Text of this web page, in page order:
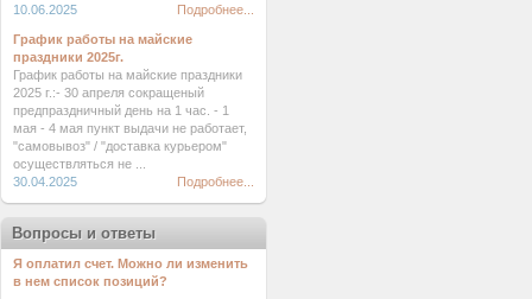
10.06.2025
Подробнее...
График работы на майские
праздники 2025г.
График работы на майские праздники
2025 г.:- 30 апреля сокращеный
предпраздничный день на 1 час. - 1
мая - 4 мая пункт выдачи не работает,
"самовывоз" / "доставка курьером"
осуществляться не ...
30.04.2025
Подробнее...
Вопросы и ответы
Я оплатил счет. Можно ли изменить
в нем список позиций?